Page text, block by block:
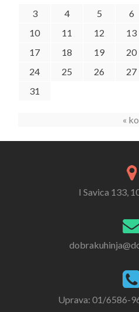
3
4 5 6
10
11 12 13
17
18 19 20
24
25 26 27
31
«
I Savica 133,
Uprava: 01/6586-